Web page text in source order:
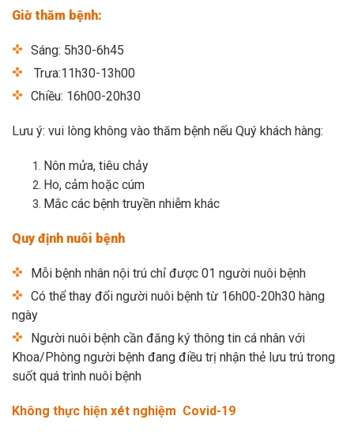
Giờ thăm bệnh:
Sáng: 5h30-6h45
Trưa:11h30-13h00
Chiều: 16h00-20h30
Lưu ý: vui lòng không vào thăm bệnh nếu Quý khách hàng:
Nôn mửa, tiêu chảy
Ho, cảm hoặc cúm
Mắc các bệnh truyền nhiễm khác
Quy định nuôi bệnh
Mỗi bệnh nhân nội trú chỉ được 01 người nuôi bệnh
Có thể thay đổi người nuôi bệnh từ 16h00-20h30 hàng
ngày
Người nuôi bệnh cần đăng ký thông tin cá nhân với
Khoa/Phòng người bệnh đang điều trị nhận thẻ lưu trú trong
suốt quá trình nuôi bệnh
Không thực hiện xét nghiệm Covid-19